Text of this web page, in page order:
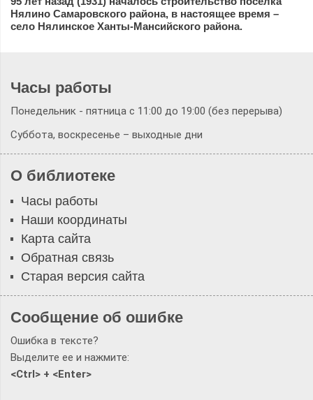
Нялино Самаровского района, в настоящее время –
село Нялинское Ханты-Мансийского района.
Часы работы
Понедельник - пятница с 11:00 до 19:00 (без перерыва)
Суббота, воскресенье – выходные дни
О библиотеке
Часы работы
Наши координаты
Карта сайта
Обратная связь
Старая версия сайта
Сообщение об ошибке
Ошибка в тексте?
Выделите ее и нажмите:
<Ctrl> + <Enter>